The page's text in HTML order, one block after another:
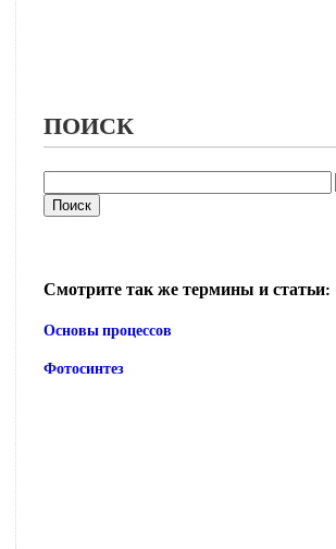
ПОИСК
Смотрите так же термины и статьи:
Основы процессов
Фотосинтез